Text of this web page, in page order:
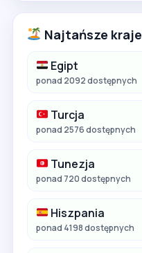
Najtańsze kraje
Egipt
ponad 2092 dostępnych
Turcja
ponad 2576 dostępnych
Tunezja
ponad 720 dostępnych
Hiszpania
ponad 4198 dostępnych